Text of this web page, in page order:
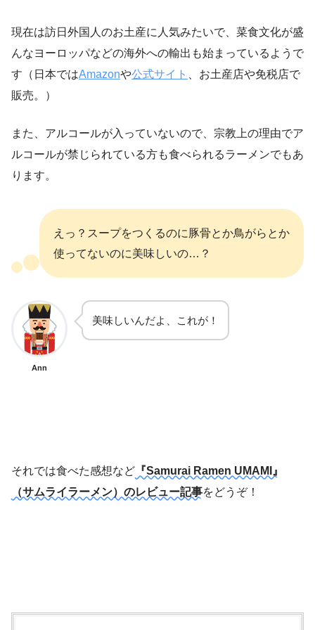
現在は訪日外国人のお土産に人気みたいで、菜食文化が盛
んなヨーロッパなどの海外への輸出も始まっているようで
す（日本ではAmazonや公式サイト
、お土産店や免税店で
販売。）
また、アルコールが入っていないので、宗教上の理由でア
ルコールが禁じられている方も食べられるラーメンでもあ
ります。
えっ？スープをつくるのに豚骨とか鳥がらとか
使ってないのに美味しいの…？
Ann
美味しいんだよ、これが！
それでは食べた感想など 『Samurai Ramen UMAMI』
（サムライラーメン）のレビュー記事をどうぞ！